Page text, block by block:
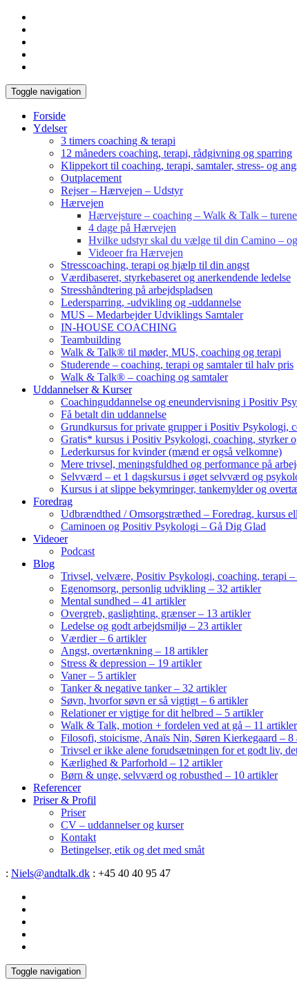
Toggle navigation
Forside
Ydelser
3 timers coaching & terapi
12 måneders coaching, terapi, rådgivning og sparring
Klippekort til coaching, terapi, samtaler, stress- og
Outplacement
Rejser – Hærvejen – Udstyr
Hærvejen
Hærvejsture – coaching – Walk & Talk –
4 dage på Hærvejen
Hvilke udstyr skal du vælge til din Camino –
Videoer fra Hærvejen
Stresscoaching, terapi og hjælp til din angst
Værdibaseret, styrkebaseret og anerkendende ledelse
Stresshåndtering på arbejdspladsen
Ledersparring, -udvikling og -uddannelse
MUS – Medarbejder Udviklings Samtaler
IN-HOUSE COACHING
Teambuilding
Walk & Talk® til møder, MUS, coaching og terapi
Studerende – coaching, terapi og samtaler til halv pris
Walk & Talk® – coaching og samtaler
Uddannelser & Kurser
Coachinguddannelse og eneundervisning i Positiv
Få betalt din uddannelse
Grundkursus for private grupper i Positiv Psykologi,
Gratis* kursus i Positiv Psykologi, coaching, styrker
Lederkursus for kvinder (mænd er også velkomne)
Mere trivsel, meningsfuldhed og performance på
Selvværd – et 1 dagskursus i øget selvværd og
Kursus i at slippe bekymringer, tankemylder og
Foredrag
Udbrændthed / Omsorgstræthed – Foredrag, kursus
Caminoen og Positiv Psykologi – Gå Dig Glad
Videoer
Podcast
Blog
Trivsel, velvære, Positiv Psykologi, coaching, terapi
Egenomsorg, personlig udvikling – 32 artikler
Mental sundhed – 41 artikler
Overgreb, gaslighting, grænser – 13 artikler
Ledelse og godt arbejdsmiljø – 23 artikler
Værdier – 6 artikler
Angst, overtænkning – 18 artikler
Stress & depression – 19 artikler
Vaner – 5 artikler
Tanker & negative tanker – 32 artikler
Søvn, hvorfor søvn er så vigtigt – 6 artikler
Relationer er vigtige for dit helbred – 5 artikler
Walk & Talk, motion + fordelen ved at gå – 11 artikler
Filosofi, stoicisme, Anaïs Nin, Søren Kierkegaard – 8
Trivsel er ikke alene forudsætningen for et godt liv,
Kærlighed & Parforhold – 12 artikler
Børn & unge, selvværd og robusthed – 10 artikler
Referencer
Priser & Profil
Priser
CV – uddannelser og kurser
Kontakt
Betingelser, etik og det med småt
: Niels@andtalk.dk : +45 40 40 95 47
Toggle navigation